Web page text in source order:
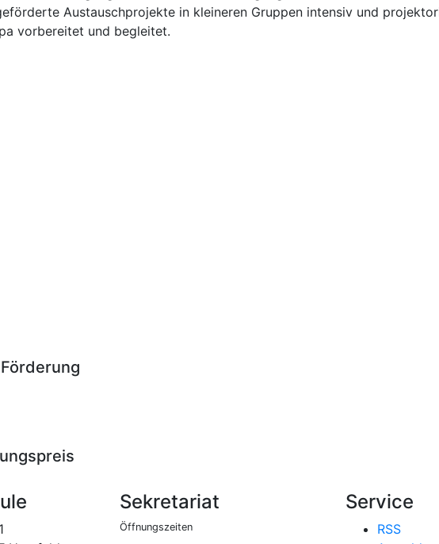
Austauschprojekte in kleineren Gruppen intensiv und
vorbereitet und begleitet.
Sekretariat
Öffnungszeiten
Service
RSS